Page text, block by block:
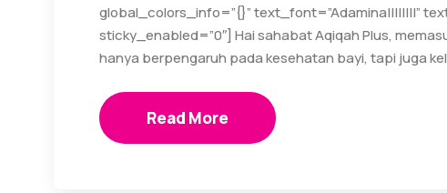
global_colors_info=”{}” text_font=”Adamina||||||||”
sticky_enabled=”0″] Hai sahabat Aqiqah Plus,
hanya berpengaruh pada kesehatan bayi, tapi juga
Read More